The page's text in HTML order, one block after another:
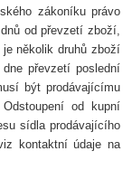
zákoníku právo
od převzetí zboží,
několik druhů zboží
převzetí poslední
být prodávajícímu
od kupní
sídla prodávajícího
kontaktní údaje na